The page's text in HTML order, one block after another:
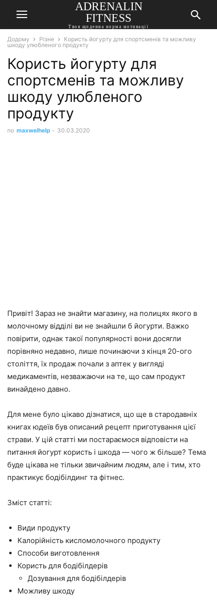
ADRENALIN
FITNESS
Твоя щоденна норма мотивації
Додому Різне
Користь йогурту для спортсменів та можливу
шкоду улюбленого продукту
Користь йогурту для
спортсменів та можливу
шкоду улюбленого
продукту
по maxwelhelp - 30.03.2020
Привіт! Зараз не знайти магазину, на полицях якого в
молочному відділі ви не знайшли б йогурти. Важко
повірити, однак такої популярності вони досягли
порівняно недавно, лише починаючи з кінця 20-ого
століття, їх продаж почали з аптек у вигляді
медикаментів, незважаючи на те, що сам продукт
винайдено давно.
Для мене було цікаво дізнатися, що ще в стародавніх
книгах юдеїв був описаний рецепт приготування цієї
страви. У цій статті ми постараємося відповісти на
питання йогурт користь і шкода — чого ж більше? Тема
буде цікава не тільки звичайним людям, але і тим, хто
практикує бодібілдинг та фітнес.
Зміст статті:
Види продукту
Калорійність кисломолочного продукту
Способи виготовлення
Користь для бодібілдерів
Дозування для бодібілдерів
Можливу шкоду